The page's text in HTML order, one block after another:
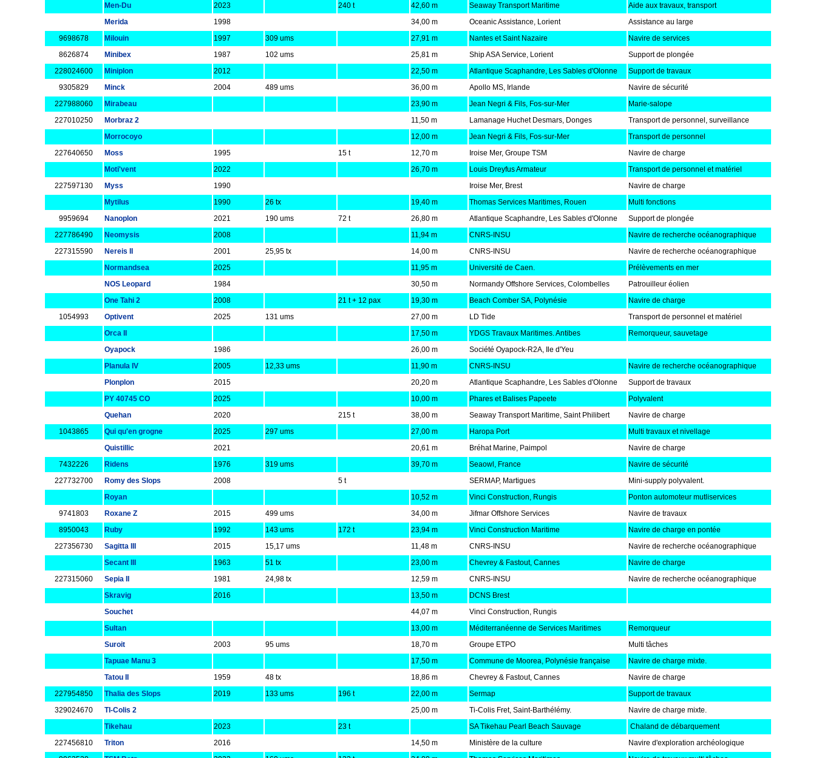
Men-Du
2023 240 t 42,60 m Seaway Transport Maritime
Aide aux travaux, transport
Merida
1998 34,00 m Oceanic Assistance, Lorient
Assistance au large
9698678
Milouin 1997 309 ums 27,91 m Nantes et Saint Nazaire
Navire de services
8626874
Minibex 1987 102 ums 25,81 m Ship ASA Service, Lorient
Support de plongée
228024600
Miniplon 2012 22,50 m Atlantique Scaphandre, Les Sables d'Olonne
Support de travaux
9305829
Minck 2004 489 ums 36,00 m Apollo MS, Irlande
Navire de sécurité
227988060
Mirabeau 23,90 m Jean Negri & Fils, Fos-sur-Mer
Marie-salope
227010250
Morbraz 2 11,50 m Lamanage Huchet Desmars, Donges
Transport de personnel, surveillance
Morrocoyo
12,00 m Jean Negri & Fils, Fos-sur-Mer
Transport de personnel
227640650
Moss 1995 15 t 12,70 m Iroise Mer, Groupe TSM
Navire de charge
Moti'vent
2022 26,70 m Louis Dreyfus Armateur
Transport de personnel et matériel
227597130
Myss 1990 Iroise Mer, Brest
Navire de charge
Mytilus
1990 26 tx 19,40 m Thomas Services Maritimes, Rouen
Multi fonctions
9959694
Nanoplon 2021 190 ums 72 t 26,80 m Atlantique Scaphandre, Les Sables d'Olonne
Support de plongée
227786490
Neomysis 2008 11,94 m CNRS-INSU
Navire de recherche océanographique
227315590
Nereis II 2001 25,95 tx 14,00 m CNRS-INSU
Navire de recherche océanographique
Normandsea
2025 11,95 m Université de Caen.
Prélèvements en mer
NOS Leopard
1984 30,50 m Normandy Offshore Services, Colombelles
Patrouilleur éolien
One Tahi 2
2008 21 t + 12 pax 19,30 m Beach Comber SA, Polynésie
Navire de charge
1054993
Optivent 2025 131 ums 27,00 m LD Tide
Transport de personnel et matériel
Orca II
17,50 m YDGS Travaux Maritimes. Antibes
Remorqueur, sauvetage
Oyapock
1986 26,00 m
Société Oyapock-R2A, Ile d'Yeu
Planula IV
2005 12,33 ums 11,90 m CNRS-INSU
Navire de recherche océanographique
Plonplon
2015 20,20 m Atlantique Scaphandre, Les Sables d'Olonne
Support de travaux
PY 40745 CO
2025 10,00 m Phares et Balises Papeete
Polyvalent
Quehan
2020 215 t 38,00 m Seaway Transport Maritime, Saint Philibert
Navire de charge
1043865
Qui qu'en grogne 2025 297 ums 27,00 m Haropa Port
Multi travaux et nivellage
Quistillic
2021 20,61 m Bréhat Marine, Paimpol
Navire de charge
7432226
Ridens 1976 319 ums 39,70 m Seaowl, France
Navire de sécurité
227732700
Romy des Slops 2008 5 t SERMAP, Martigues
Mini-supply polyvalent.
Royan
10,52 m Vinci Construction, Rungis
Ponton automoteur mutliservices
9741803
Roxane Z 2015 499 ums 34,00 m Jifmar Offshore Services
Navire de travaux
8950043
Ruby 1992 143 ums 172 t 23,94 m Vinci Construction Maritime
Navire de charge en pontée
227356730
Sagitta III 2015 15,17 ums 11,48 m CNRS-INSU
Navire de recherche océanographique
Secant III
1963 51 tx 23,00 m Chevrey & Fastout, Cannes
Navire de charge
227315060
Sepia II 1981 24,98 tx 12,59 m CNRS-INSU
Navire de recherche océanographique
Skravig
2016 13,50 m
DCNS Brest
Souchet
44,07 m
Vinci Construction, Rungis
Sultan
13,00 m Méditerranéenne de Services Maritimes
Remorqueur
Suroit
2003 95 ums 18,70 m Groupe ETPO
Multi tâches
Tapuae Manu 3
17,50 m Commune de Moorea, Polynésie française
Navire de charge mixte.
Tatou II
1959 48 tx 18,86 m Chevrey & Fastout, Cannes
Navire de charge
227954850
Thalia des Slops 2019 133 ums 196 t 22,00 m Sermap
Support de travaux
329024670
TI-Colis 2 25,00 m Ti-Colis Fret, Saint-Barthélémy.
Navire de charge mixte.
Tikehau
2023 23 t SA Tikehau Pearl Beach Sauvage
Chaland de débarquement
227456810
Triton 2016 14,50 m Ministère de la culture
Navire d'exploration archéologique